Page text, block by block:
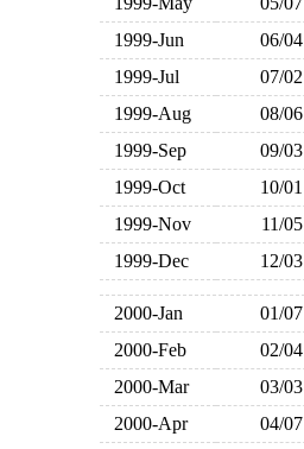
1999-Jun
06/04
1999-Jul
07/02
1999-Aug
08/06
1999-Sep
09/03
1999-Oct
10/01
1999-Nov
11/05
1999-Dec
12/03
2000-Jan 01/07
2000-Feb
02/04
2000-Mar
03/03
2000-Apr
04/07